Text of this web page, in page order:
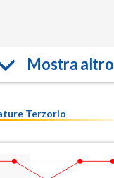
Mostra altro
Terzorio